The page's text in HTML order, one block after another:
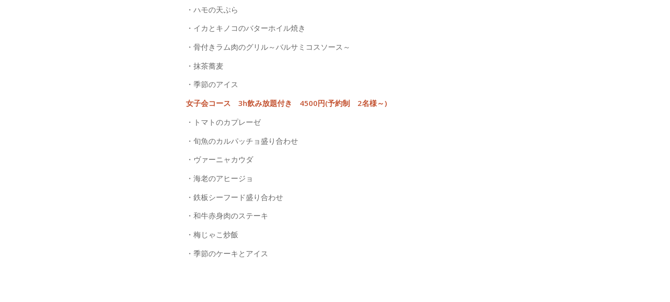
・ハモの天ぷら
・イカとキノコのバターホイル焼き
・骨付きラム肉のグリル～バルサミコスソース～
・抹茶蕎麦
・季節のアイス
女子会コース 3h飲み放題付き 4500円(予約制 2名様～)
・トマトのカプレーゼ
・旬魚のカルパッチョ盛り合わせ
・ヴァーニャカウダ
・海老のアヒージョ
・鉄板シーフード盛り合わせ
・和牛赤身肉のステーキ
・梅じゃこ炒飯
・季節のケーキとアイス